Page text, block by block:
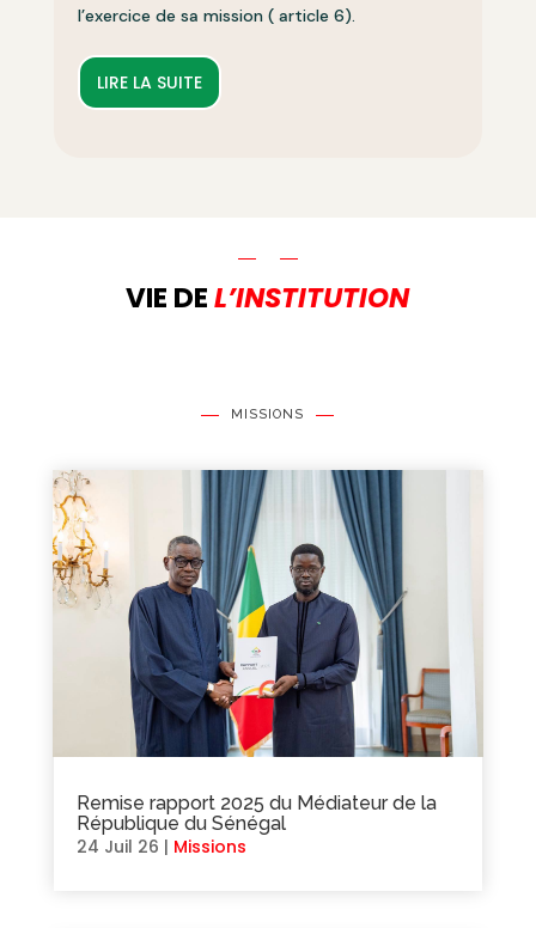
l’exercice de sa mission ( article 6).
LIRE LA SUITE
VIE DEL’INSTITUTION
MISSIONS
Remise rapport 2025 du Médiateur de la
République du Sénégal
24 Juil 26 | Missions